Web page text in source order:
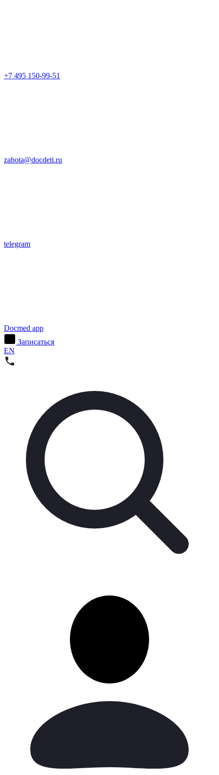
+7 495 150-99-51
zabota@docdeti.ru
telegram
Docmed app
Записаться
EN